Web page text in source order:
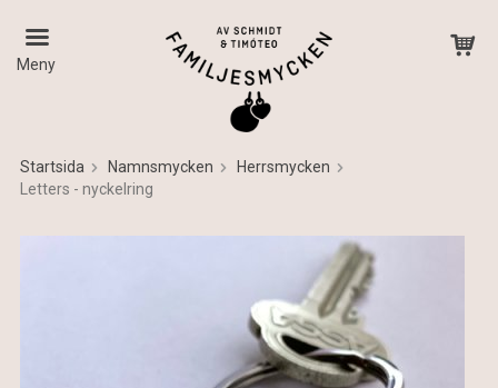
Meny
Produkten har blivit tillagd i varukorgen
Startsida Namnsmycken
Herrsmycken
Letters - nyckelring